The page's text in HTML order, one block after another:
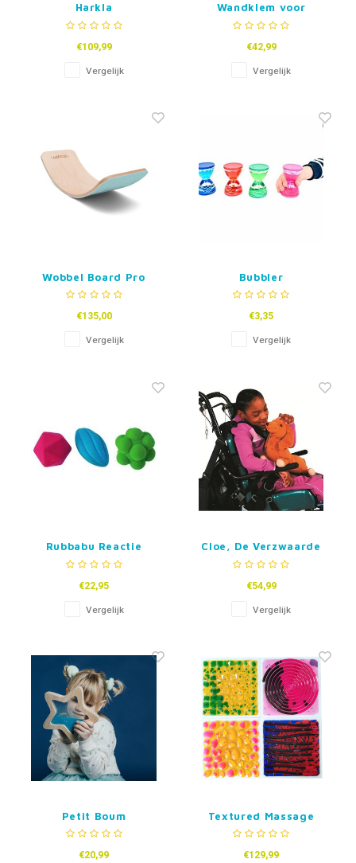
Harkla
Verzwaringsdeken
€109,99
Vergelijk
Wandklem voor
Bubbelbuis - 10 of 15cm
€42,99
Vergelijk
Wobbel Board Pro
Blank met persvilt -
€135,00
Vergelijk
Bubbler
€3,35
Vergelijk
Rubbabu Reactie
Ballen
€22,95
Vergelijk
Cloe, De Verzwaarde
Knuffel
€54,99
Vergelijk
Petit Boum
Sensorische Ster -
€20,99
Textured Massage
Liquid Tiles - set van
€129,99